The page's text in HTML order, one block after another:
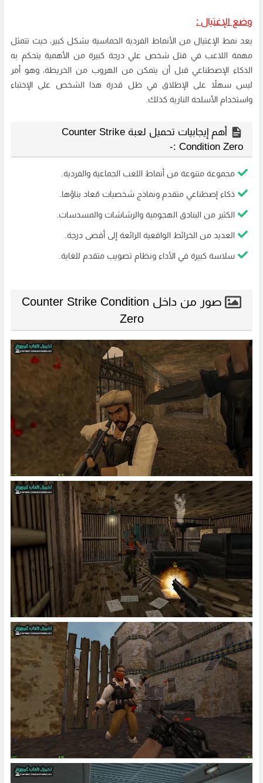
وضع الإغتيال :
يعد نمط الإغتيال من الأنماط الفردية الحماسية بشكل كبير، حيث تتمثل
مهمة اللاعب في قتل شخص علي درجة كبيرة من الأهمية يتحكم به
الذكاء الإصطناعي قبل أن يتمكن من الهروب من الخريطة، وهو أمر
ليس سهلاً على الإطلاق في ظل قدرة هذا الشخص على الإختباء
واستخدام الأسلحة النارية كذلك.
أهم إيجابيات تحميل لعبة Counter Strike
Condition Zero :-
مجموعة متنوعة من أنماط اللعب الجماعية والفردية.
ذكاء إصطناعي متقدم ونماذج شخصيات مُعاد بناؤها.
الكثير من البنادق الهجومية والرشاشات والمسدسات.
العديد من الخرائط الواقعية الرائعة إلى أقصى درجة.
سلاسة كبيرة في الأداء ونظام تصويب متقدم للغاية.
صور من داخل Counter Strike Condition
Zero